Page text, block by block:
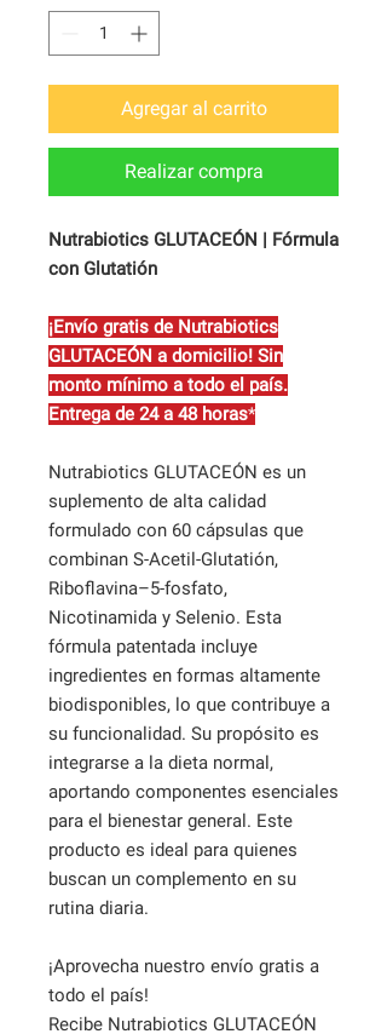
Agregar al carrito
Realizar compra
Nutrabiotics GLUTACEÓN | Fórmula
con Glutatión
¡Envío gratis de Nutrabiotics
GLUTACEÓN a domicilio! Sin
monto mínimo a todo el país.
Entrega de 24 a 48 horas*
Nutrabiotics GLUTACEÓN es un
suplemento de alta calidad
formulado con 60 cápsulas que
combinan S-Acetil-Glutatión,
Riboflavina–5-fosfato,
Nicotinamida y Selenio. Esta
fórmula patentada incluye
ingredientes en formas altamente
biodisponibles, lo que contribuye a
su funcionalidad. Su propósito es
integrarse a la dieta normal,
aportando componentes esenciales
para el bienestar general. Este
producto es ideal para quienes
buscan un complemento en su
rutina diaria.
¡Aprovecha nuestro envío gratis a
todo el país!
Recibe Nutrabiotics GLUTACEÓN